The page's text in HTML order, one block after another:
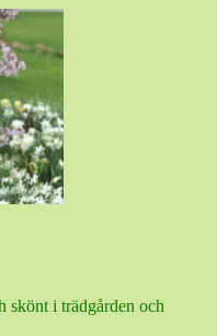
skönt i trädgården och